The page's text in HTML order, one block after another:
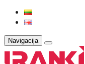
Navigacija